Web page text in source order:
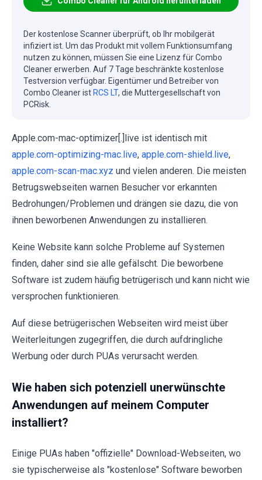
Der kostenlose Scanner überprüft, ob Ihr mobilgerät
infiziert ist. Um das Produkt mit vollem Funktionsumfang
nutzen zu können, müssen Sie eine Lizenz für Combo
Cleaner erwerben. Auf 7 Tage beschränkte kostenlose
Testversion verfügbar. Eigentümer und Betreiber von
Combo Cleaner ist RCS LT, die Muttergesellschaft von
PCRisk.
Apple.com-mac-optimizer[.]live ist identisch mit
apple.com-optimizing-mac.live, apple.com-shield.live,
apple.com-scan-mac.xyz und vielen anderen. Die meisten
Betrugswebseiten warnen Besucher vor erkannten
Bedrohungen/Problemen und drängen sie dazu, die von
ihnen beworbenen Anwendungen zu installieren.
Keine Website kann solche Probleme auf Systemen
finden, daher sind sie alle gefälscht. Die beworbene
Software ist zudem häufig betrügerisch und kann nicht wie
versprochen funktionieren.
Auf diese betrügerischen Webseiten wird meist über
Weiterleitungen zugegriffen, die durch aufdringliche
Werbung oder durch PUAs verursacht werden.
Wie haben sich potenziell unerwünschte
Anwendungen auf meinem Computer
installiert?
Einige PUAs haben "offizielle" Download-Webseiten, wo
sie typischerweise als "kostenlose" Software beworben